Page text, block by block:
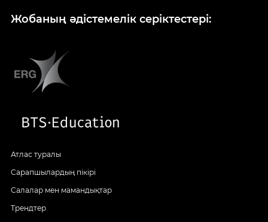
Жобаның әдістемелік серіктестері:
Атлас туралы
Сарапшылардың пікірі
Салалар мен мамандықтар
Трендтер